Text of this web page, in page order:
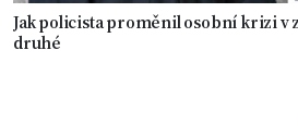
Jak policista proměnil osobní krizi v
druhé